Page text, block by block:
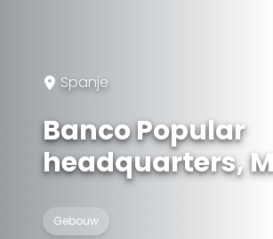
Spanje
Banco Popular
headquarters,
Gebouw